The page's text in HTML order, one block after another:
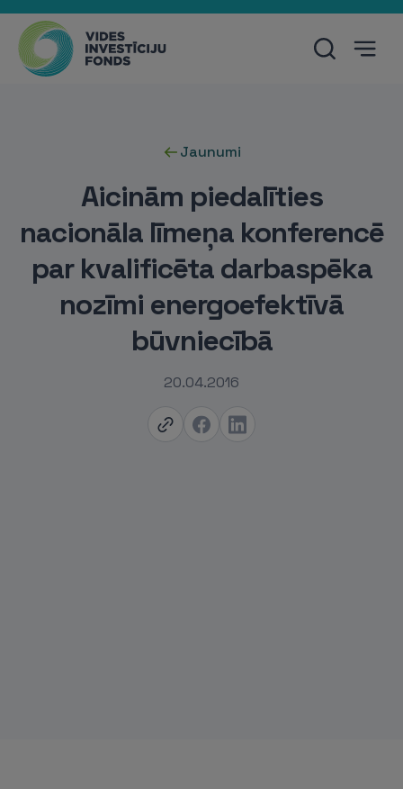
Jaunumi
Aicinām piedalīties
nacionāla līmeņa konferencē
par kvalificēta darbaspēka
nozīmi energoefektīvā
būvniecībā
20.04.2016